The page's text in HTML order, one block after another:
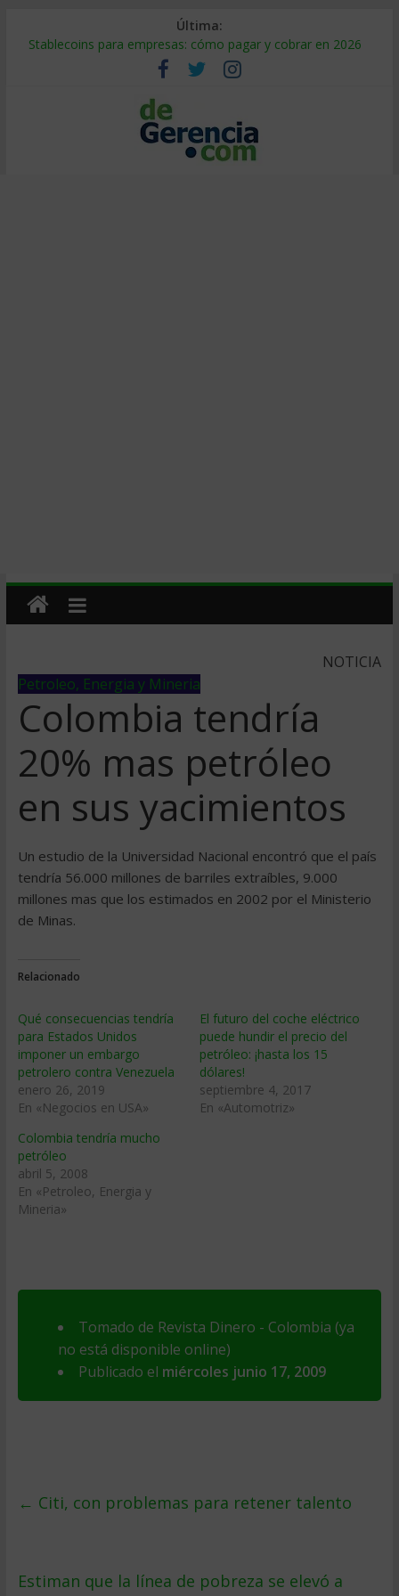
Última:
Stablecoins para empresas: cómo pagar y cobrar en 2026
Despido silencioso: qué es y por qué sale tan caro
IA en selección de personal: cómo auditarla a tiempo
Trabajo forzoso en la cadena de suministro: qué hacer
Mercado hispano de EE. UU.: cómo segmentarlo y venderle
NOTICIA
Petroleo, Energia y Mineria
Colombia tendrí­a
20% mas petróleo
en sus yacimientos
Un estudio de la Universidad Nacional encontró que el paí­s
tendrí­a 56.000 millones de barriles extraí­bles, 9.000
millones mas que los estimados en 2002 por el Ministerio
de Minas.
Relacionado
Qué consecuencias tendría
para Estados Unidos
imponer un embargo
petrolero contra Venezuela
enero 26, 2019
En «Negocios en USA»
El futuro del coche eléctrico
puede hundir el precio del
petróleo: ¡hasta los 15
dólares!
septiembre 4, 2017
En «Automotriz»
Colombia tendrí­a mucho
petróleo
abril 5, 2008
En «Petroleo, Energia y
Mineria»
Tomado de Revista Dinero - Colombia (ya
no está disponible online)
Publicado el miércoles junio 17, 2009
← Citi, con problemas para retener talento
Estiman que la lí­nea de pobreza se elevó a